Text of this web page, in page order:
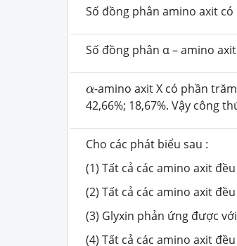
Số đồng phân amino axit
Số đồng phân α – amino
α
α-amino axit X có phần
42,66%; 18,67%. Vậy công
Cho các phát biểu sau :
(1) Tất cả các amino axit
(2) Tất cả các amino axit
(3) Glyxin phản ứng được
(4) Tất cả các amino axit